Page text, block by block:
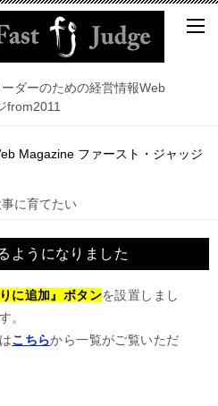
ダーのための経営情報Web
from2011
Magazine ファースト・ジャッジ
に育てたい
ようになりました
に追加』ボタンを設置しまし
。
こちらから一覧がご覧いただ